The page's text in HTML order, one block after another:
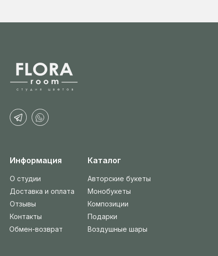
Авторские букеты
Композиции
Подарки
Монобукеты
Каталог
Информация
О студии
Отзывы
Доставка и оплата
Контакты
Обмен-возврат
Воздушные шары